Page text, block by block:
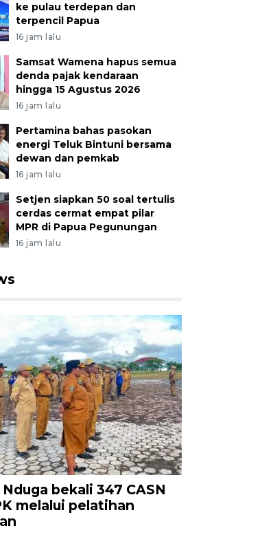
ke pulau terdepan dan
terpencil Papua
16 jam lalu
Samsat Wamena hapus semua
denda pajak kendaraan
hingga 15 Agustus 2026
16 jam lalu
Pertamina bahas pasokan
energi Teluk Bintuni bersama
dewan dan pemkab
16 jam lalu
Setjen siapkan 50 soal tertulis
cerdas cermat empat pilar
MPR di Papua Pegunungan
16 jam lalu
bekali 347 CASN
melalui pelatihan